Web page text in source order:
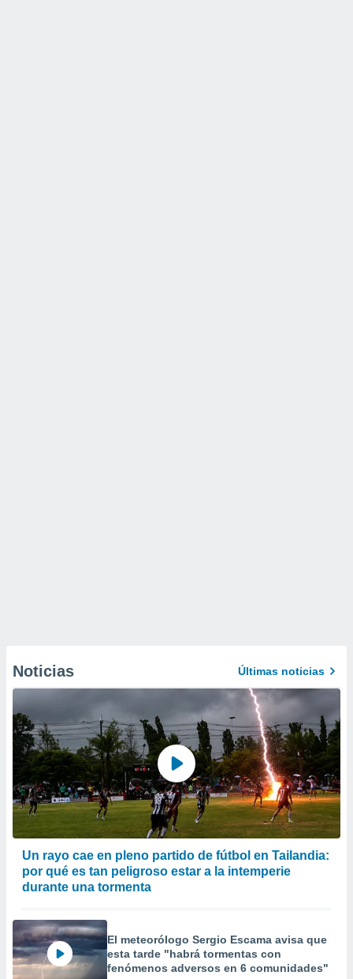
Noticias Últimas noticias
Un rayo cae en pleno partido de fútbol en Tailandia:
por qué es tan peligroso estar a la intemperie
durante una tormenta
El meteorólogo Sergio Escama avisa que
esta tarde "habrá tormentas con
fenómenos adversos en 6 comunidades"